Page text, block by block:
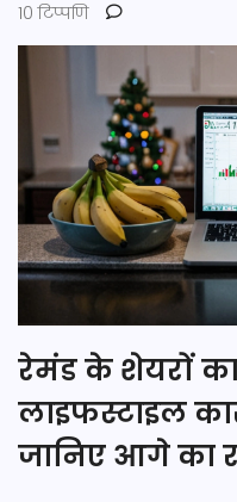
10 टिप्पणि
रेमंड के शेयरों
लाइफस्टाइल
जानिए आगे का